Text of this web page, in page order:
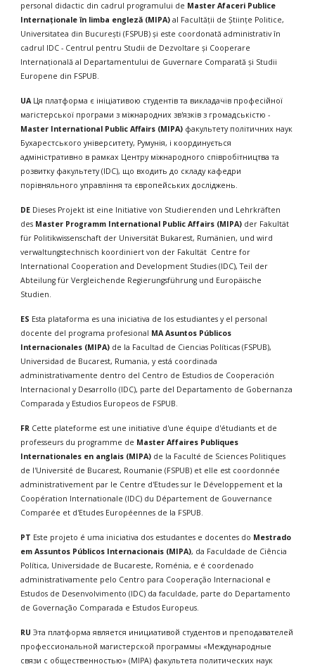
personal didactic din cadrul programului de Master Afaceri Publice
Internaționale în limba engleză (MIPA) al Facultății de Științe Politice,
Universitatea din București (FSPUB) și este coordonată administrativ în
cadrul IDC - Centrul pentru Studii de Dezvoltare și Cooperare
Internațională al Departamentului de Guvernare Comparată și Studii
Europene din FSPUB.
UA Ця платформа є ініціативою студентів та викладачів професійної
Master International Public Affairs (MIPA) факультету політичних наук
Бухарестського університету, Румунія, і координується
адміністративно в рамках Центру міжнародного співробітництва та
розвитку факультету (IDC), що входить до складу кафедри
порівняльного управління та європейських досліджень.
DE Dieses Projekt ist eine Initiative von Studierenden und Lehrkräften
des Master Programm International Public Affairs (MIPA) der Fakultät
für Politikwissenschaft der Universität Bukarest, Rumänien, und wird
verwaltungstechnisch koordiniert von der Fakultät  Centre for
International Cooperation and Development Studies (IDC), Teil der
Abteilung für Vergleichende Regierungsführung und Europäische
Studien.
ES Esta plataforma es una iniciativa de los estudiantes y el personal
docente del programa profesional MA Asuntos Públicos
Internacionales (MIPA) de la Facultad de Ciencias Políticas (FSPUB),
Universidad de Bucarest, Rumania, y está coordinada
administrativamente dentro del Centro de Estudios de Cooperación
Internacional y Desarrollo (IDC), parte del Departamento de Gobernanza
Comparada y Estudios Europeos de FSPUB.
FR Cette plateforme est une initiative d'une équipe d'étudiants et de
professeurs du programme de Master Affaires Publiques
Internationales en anglais (MIPA) de la Faculté de Sciences Politiques
de l'Université de Bucarest, Roumanie (FSPUB) et elle est coordonnée
administrativement par le Centre d'Etudes sur le Développement et la
Coopération Internationale (IDC) du Département de Gouvernance
Comparée et d'Etudes Européennes de la FSPUB.
PT Este projeto é uma iniciativa dos estudantes e docentes do Mestrado
em Assuntos Públicos Internacionais (MIPA), da Faculdade de Ciência
Política, Universidade de Bucareste, Roménia, e é coordenado
administrativamente pelo Centro para Cooperação Internacional e
Estudos de Desenvolvimento (IDC) da faculdade, parte do Departamento
de Governação Comparada e Estudos Europeus.
RU Эта платформа является инициативой студентов и преподавателей
профессиональной магистерской программы «Международные
связи с общественностью» (MIPA) факультета политических наук